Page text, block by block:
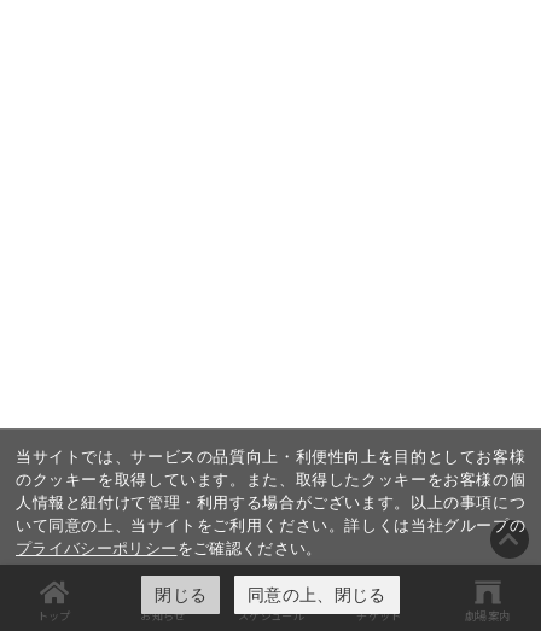
トップ お知らせ スケジュール チケット 劇場案内
当サイトでは、サービスの品質向上・利便性向上を目的としてお客様
のクッキーを取得しています。また、取得したクッキーをお客様の個
人情報と紐付けて管理・利用する場合がございます。以上の事項につ
いて同意の上、当サイトをご利用ください。詳しくは当社グループの
プライバシーポリシーをご確認ください。
閉じる 同意の上、閉じる